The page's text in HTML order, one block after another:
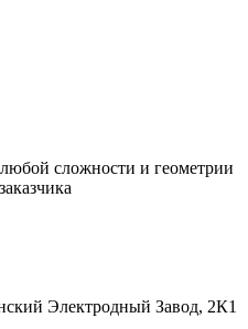
сложности и геометрии
Электродный Завод, 2К1